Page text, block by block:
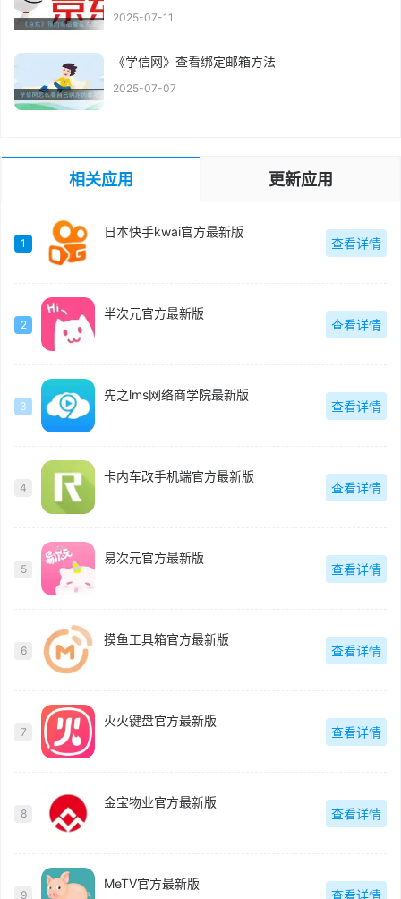
2025-07-11
《学信网》查看绑定邮箱方法
2025-07-07
相关应用 更新应用
1
日本快手kwai官方最新版
查看详情
2
半次元官方最新版
查看详情
3
先之lms网络商学院最新版
查看详情
4
卡内车改手机端官方最新版
查看详情
5
易次元官方最新版
查看详情
6
摸鱼工具箱官方最新版
查看详情
7
火火键盘官方最新版
查看详情
8
金宝物业官方最新版
查看详情
9
MeTV官方最新版
查看详情